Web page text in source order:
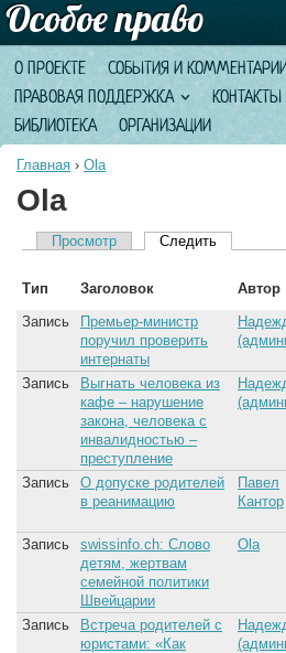
О ПРОЕКТЕ
СОБЫТИЯ И
ПРАВОВАЯ ПОДДЕРЖКА
КОНТАКТЫ
БИБЛИОТЕКА
ОРГАНИЗАЦИИ
Главная › Ola
Ola
Главные вкладки
Просмотр Следить(активная
Тип Заголовок Автор
Запись
Премьер-министр
поручил проверить
интернаты
Запись
Выгнать человека из
кафе – нарушение
закона, человека с
инвалидностью –
преступление
Запись
О допуске родителей
в реанимацию
Павел
Кантор
Запись
swissinfo.ch: Слово
детям, жертвам
семейной политики
Швейцарии
Ola
Запись
Встреча родителей с
юристами: «Как